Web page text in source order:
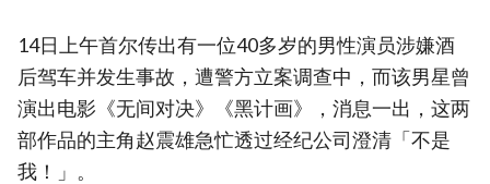
14日上午首尔传出有一位40多岁的男性演员涉嫌酒
后驾车并发生事故，遭警方立案调查中，而该男星曾
演出电影《无间对决》《黑计画》，消息一出，这两
部作品的主角赵震雄急忙透过经纪公司澄清「不是
我！」。